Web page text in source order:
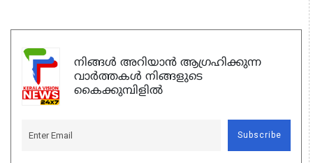
നിങ്ങൾ അറിയാൻ ആഗ്രഹിക്കുന്ന
വാർത്തകൾ നിങ്ങളുടെ
കൈക്കുമ്പിളിൽ
Subscribe